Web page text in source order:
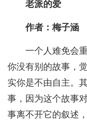
老派的爱
作者：梅子涵
一个人难免会
你没有别的故事，
实你是不由自主。
事，因为这个故事
事离不开它的叙述